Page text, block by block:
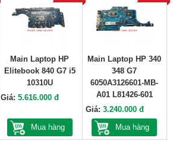
Main Laptop HP
Elitebook 840 G7 i5
10310U
Giá:5.616.000 đ
Mua hàng
Main Laptop HP 340
348 G7
6050A3126601-MB-
A01 L81426-601
Giá: 3.240.000 đ
Mua hàng